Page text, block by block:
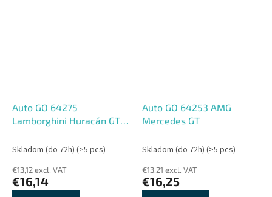
Auto GO 64275
Lamborghini Huracán GT3
Skladom (do 72h) (>5 pcs)
€13,12 excl. VAT
€16,14
Auto GO 64253 AMG
Mercedes GT
Skladom (do 72h) (>5 pcs)
€13,21 excl. VAT
€16,25